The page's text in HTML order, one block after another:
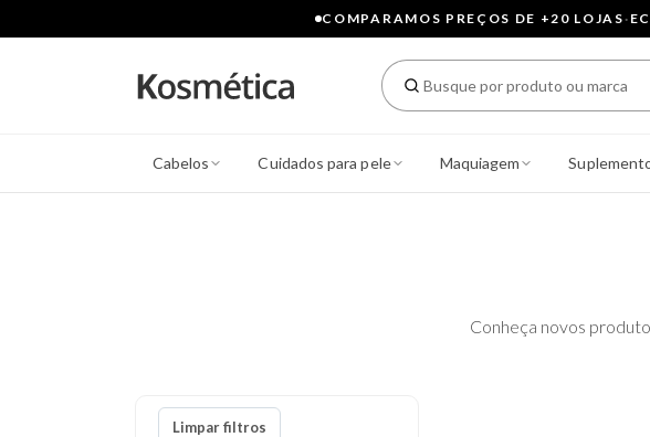
COMPARAMOS PREÇOS DE +20 LOJAS·
Cabelos Cuidados para pele Maquiagem
Conheça novos
Limpar filtros